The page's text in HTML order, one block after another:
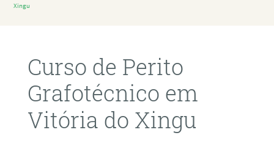
Xingu
Curso de Perito
Grafotécnico em
Vitória do Xingu